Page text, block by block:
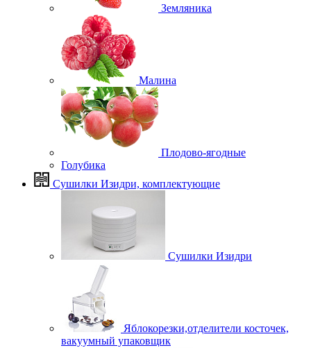
Земляника
Малина
Плодово-ягодные
Голубика
Сушилки Изидри, комплектующие
Сушилки Изидри
Яблокорезки,отделители косточек,
вакуумный упаковщик